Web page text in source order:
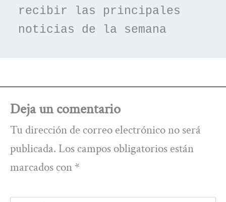
recibir las principales
noticias de la semana
Deja un comentario
Tu dirección de correo electrónico no será
publicada. Los campos obligatorios están
marcados con *